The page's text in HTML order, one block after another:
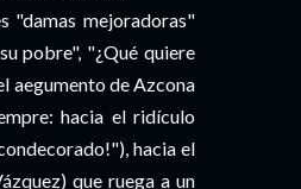
"damas mejoradoras"
pobre", "¿Qué quiere
aegumento de Azcona
hacia el ridículo
hacia el
que ruega a un